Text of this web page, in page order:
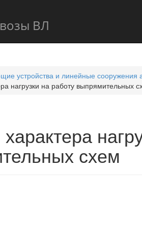
ВЛ
устройства и линейные сооружения
нагрузки на работу выпрямительных
схем